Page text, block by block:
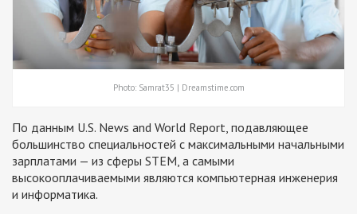
Photo: Samrat35 | Dreamstime.com
По данным U.S. News and World Report, подавляющее
большинство специальностей с максимальными начальными
зарплатами — из сферы STEM, а самыми
высокооплачиваемыми являются компьютерная инженерия
и информатика.